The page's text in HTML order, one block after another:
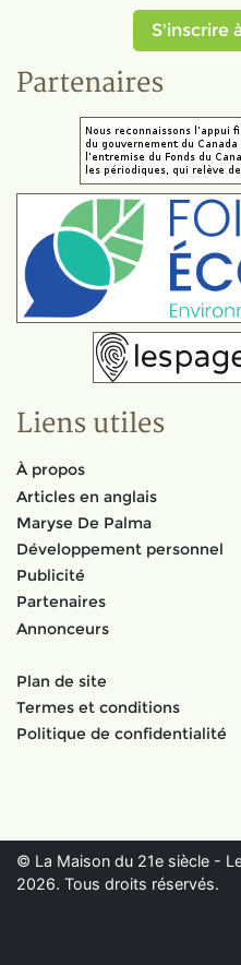
S'inscrire
Partenaires
Liens utiles
À propos
Articles en anglais
Maryse De Palma
Développement personnel
Publicité
Partenaires
Annonceurs
Plan de site
Termes et conditions
Politique de confidentialité
© La Maison du 21e siècle -
2026. Tous droits réservés.